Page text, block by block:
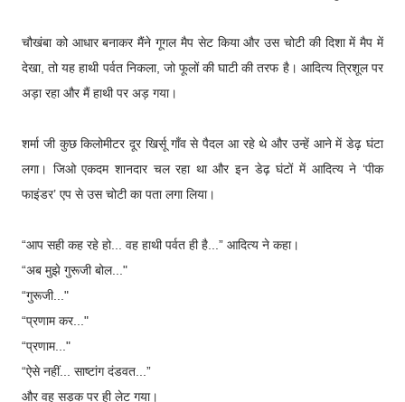
चौखंबा को आधार बनाकर मैंने गूगल मैप सेट किया और उस चोटी की दिशा में मैप में
देखा, तो यह हाथी पर्वत निकला, जो फूलों की घाटी की तरफ है। आदित्य त्रिशूल पर
अड़ा रहा और मैं हाथी पर अड़ गया।
शर्मा जी कुछ किलोमीटर दूर खिर्सू गाँव से पैदल आ रहे थे और उन्हें आने में डेढ़ घंटा
लगा। जिओ एकदम शानदार चल रहा था और इन डेढ़ घंटों में आदित्य ने ‘पीक
फाइंडर’ एप से उस चोटी का पता लगा लिया।
“आप सही कह रहे हो... वह हाथी पर्वत ही है...” आदित्य ने कहा।
“अब मुझे गुरूजी बोल..."
“गुरूजी..."
“प्रणाम कर..."
“प्रणाम..."
“ऐसे नहीं... साष्टांग दंडवत...”
और वह सड़क पर ही लेट गया।